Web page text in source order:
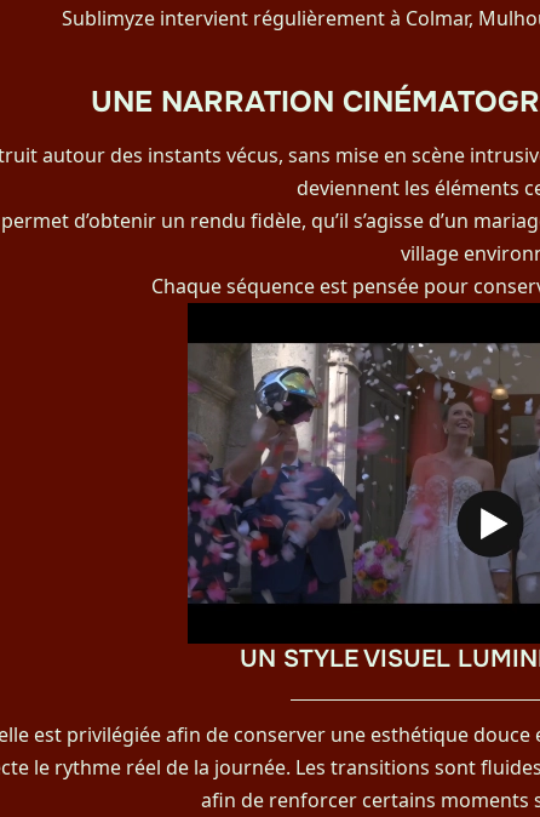
Sublimyze intervient régulièrement à Colmar,
UNE NARRATION
autour des instants vécus, sans mise en scène
deviennent les éléments
d’obtenir un rendu fidèle, qu’il s’agisse d’un
village
Chaque séquence est pensée pour
UN STYLE VISUEL
est privilégiée afin de conserver une esthétique
le rythme réel de la journée. Les transitions sont
afin de renforcer certains moments